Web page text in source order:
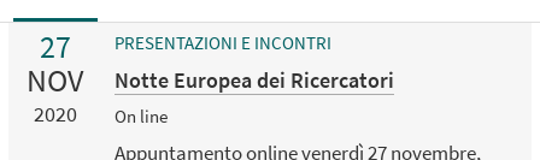
27
NOV
2020
PRESENTAZIONI E INCONTRI
Notte Europea dei Ricercatori
On line
Appuntamento online venerdì 27 novembre,